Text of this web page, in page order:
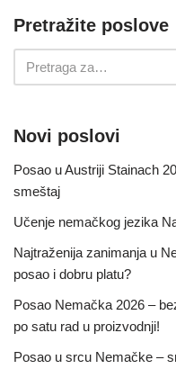
Pretražite poslove
Novi poslovi
Posao u Austriji Stainach
smeštaj
Učenje nemačkog jezika
Najtraženija zanimanja u
posao i dobru platu?
Posao Nemačka 2026 –
po satu rad u proizvodnji!
Posao u srcu Nemačke –